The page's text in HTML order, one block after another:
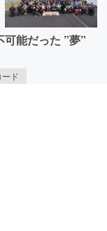
能だった ”夢”
ド